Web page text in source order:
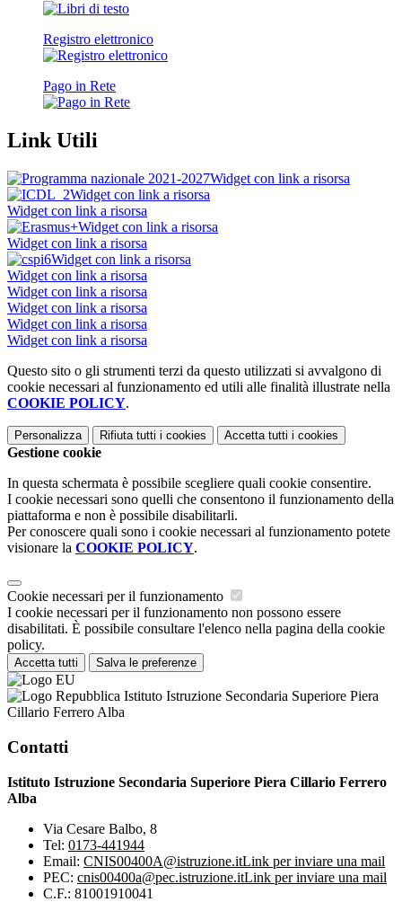
Registro elettronico
Pago in Rete
Link Utili
Widget con link a risorsa
Widget con link a risorsa
Widget con link a risorsa
Widget con link a risorsa
Widget con link a risorsa
Widget con link a risorsa
Widget con link a risorsa
Widget con link a risorsa
Widget con link a risorsa
Widget con link a risorsa
Widget con link a risorsa
Questo sito o gli strumenti terzi da questo utilizzati si avvalgono di
cookie necessari al funzionamento ed utili alle finalità illustrate nella
COOKIE POLICY.
Personalizza Rifiuta tutti i cookies Accetta tutti i cookies
Gestione cookie
In questa schermata è possibile scegliere quali cookie consentire.
I cookie necessari sono quelli che consentono il funzionamento della
piattaforma e non è possibile disabilitarli.
Per conoscere quali sono i cookie necessari al funzionamento potete
visionare la COOKIE POLICY.
Cookie necessari per il funzionamento
I cookie necessari per il funzionamento non possono essere
disabilitati. È possibile consultare l'elenco nella pagina della cookie
policy.
Accetta tutti Salva le preferenze
Istituto Istruzione Secondaria Superiore Piera
Cillario Ferrero Alba
Contatti
Istituto Istruzione Secondaria Superiore Piera Cillario Ferrero
Alba
Via Cesare Balbo, 8
Tel: 0173-441944
Email: CNIS00400A@istruzione.itLink per inviare una mail
PEC: cnis00400a@pec.istruzione.itLink per inviare una mail
C.F.: 81001910041